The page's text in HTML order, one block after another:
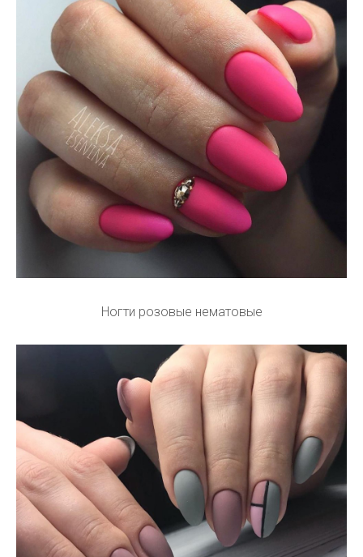
Ногти розовые нематовые